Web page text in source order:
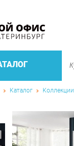
Каталог Коллекции